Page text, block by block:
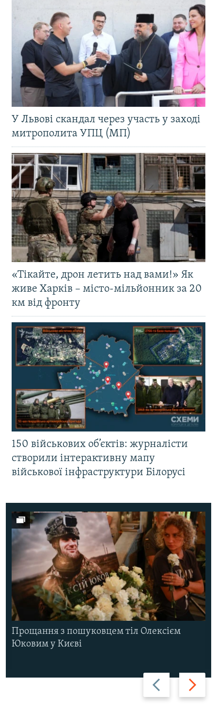
У Львові скандал через участь у заході
митрополита УПЦ (МП)
«Тікайте, дрон летить над вами!» Як
живе Харків – місто-мільйонник за 20
км від фронту
150 військових об’єктів: журналісти
створили інтерактивну мапу
військової інфраструктури Білорусі
Назад Вперед
Прощання з пошуковцем тіл Олексієм
Юковим у Києві